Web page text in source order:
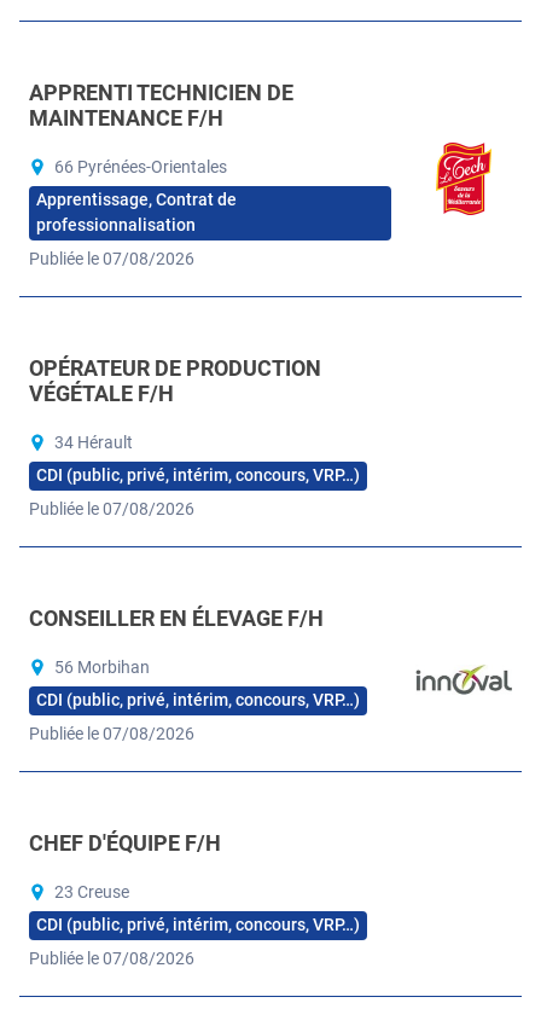
APPRENTI TECHNICIEN DE
MAINTENANCE F/H
66 Pyrénées-Orientales
Apprentissage, Contrat de
professionnalisation
Publiée le 07/08/2026
OPÉRATEUR DE PRODUCTION
VÉGÉTALE F/H
34 Hérault
CDI (public, privé, intérim, concours, VRP…)
Publiée le 07/08/2026
CONSEILLER EN ÉLEVAGE F/H
56 Morbihan
CDI (public, privé, intérim, concours, VRP…)
Publiée le 07/08/2026
CHEF D'ÉQUIPE F/H
23 Creuse
CDI (public, privé, intérim, concours, VRP…)
Publiée le 07/08/2026